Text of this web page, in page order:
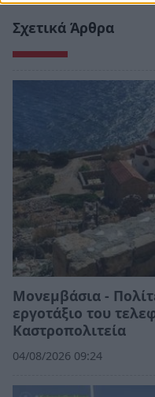
Σχετικά Άρθρα
Μονεμβάσια -
εργοτάξιο του
Καστροπολιτεία
04/08/2026 09:24